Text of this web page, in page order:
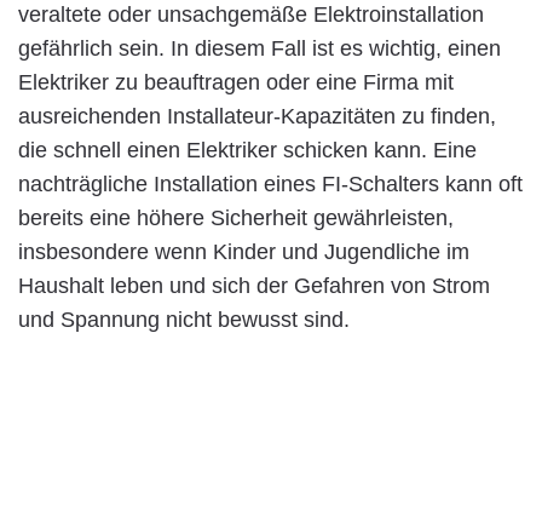
veraltete oder unsachgemäße Elektroinstallation
gefährlich sein. In diesem Fall ist es wichtig, einen
Elektriker zu beauftragen oder eine Firma mit
ausreichenden Installateur-Kapazitäten zu finden,
die schnell einen Elektriker schicken kann. Eine
nachträgliche Installation eines FI-Schalters kann oft
bereits eine höhere Sicherheit gewährleisten,
insbesondere wenn Kinder und Jugendliche im
Haushalt leben und sich der Gefahren von Strom
und Spannung nicht bewusst sind.